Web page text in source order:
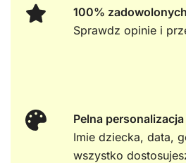
100%
Sprawdz opinie i
Pelna personalizacja
Imie dziecka, data,
wszystko